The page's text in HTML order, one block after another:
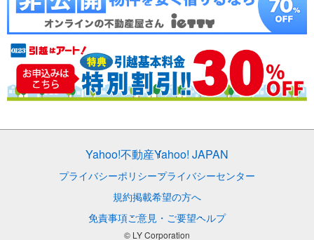
売却査定
Yahoo!不動産Yahoo! JAPAN
プライバシーポリシープライバシーセンター
規約掲載希望の方へ
免責事項ご意見・ご要望ヘルプ
© LY Corporation